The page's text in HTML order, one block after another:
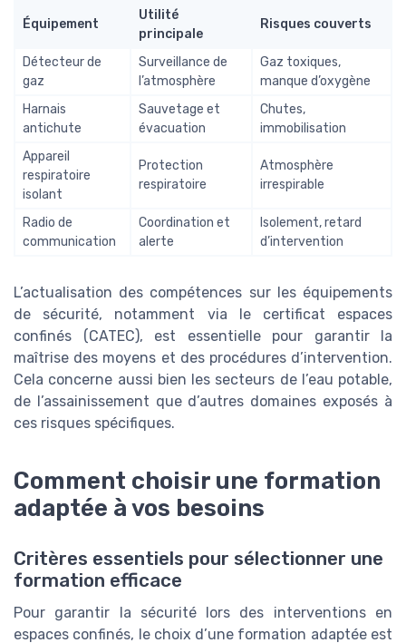
Équipement
Utilité
principale
Risques couverts
Détecteur de
gaz
Surveillance de
l’atmosphère
Gaz toxiques,
manque d’oxygène
Harnais
antichute
Sauvetage et
évacuation
Chutes,
immobilisation
Appareil
respiratoire
isolant
Protection
respiratoire
Atmosphère
irrespirable
Radio de
communication
Coordination et
alerte
Isolement, retard
d’intervention
L’actualisation des compétences sur les équipements
de sécurité, notamment via le certificat espaces
confinés (CATEC), est essentielle pour garantir la
maîtrise des moyens et des procédures d’intervention.
Cela concerne aussi bien les secteurs de l’eau potable,
de l’assainissement que d’autres domaines exposés à
ces risques spécifiques.
Comment choisir une formation
adaptée à vos besoins
Critères essentiels pour sélectionner une
formation efficace
Pour garantir la sécurité lors des interventions en
espaces confinés, le choix d’une formation adaptée est